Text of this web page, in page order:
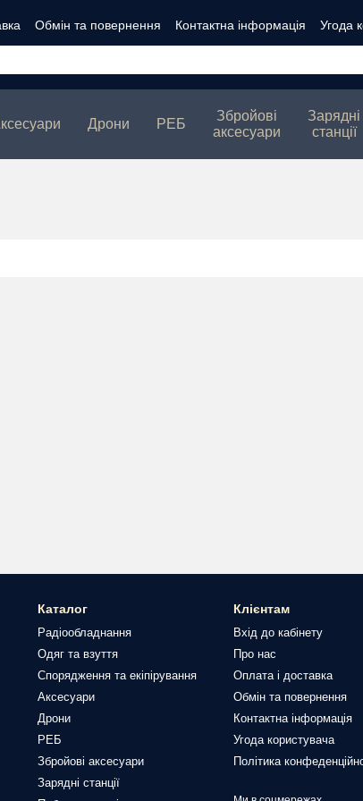
Обмін та повернення Контактна інформація
Угода
Дрони РЕБ
Збройові
аксесуари
Зарядні
станції
Каталог
Радіообладнання
Одяг та взуття
Спорядження та екіпірування
Аксесуари
Дрони
РЕБ
Збройові аксесуари
Зарядні станції
Клієнтам
Вхід до кабінету
Про нас
Оплата і доставка
Обмін та повернення
Контактна інформація
Угода користувача
Політика